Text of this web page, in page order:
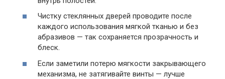
Чистку стеклянных дверей проводите после
каждого использования мягкой тканью и без
абразивов — так сохраняется прозрачность и
блеск.
Если заметили потерю мягкости закрывающего
механизма, не затягивайте винты — лучше